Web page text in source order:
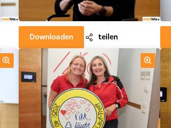
Downloaden teilen